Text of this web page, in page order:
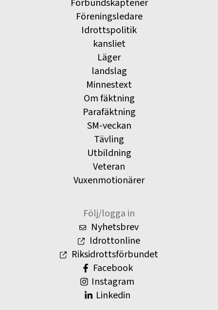
Förbundskaptener
Föreningsledare
Idrottspolitik
kansliet
Läger
landslag
Minnestext
Om fäktning
Parafäktning
SM-veckan
Tävling
Utbildning
Veteran
Vuxenmotionärer
Följ/logga in
Nyhetsbrev
Idrottonline
Riksidrottsförbundet
Facebook
Instagram
Linkedin